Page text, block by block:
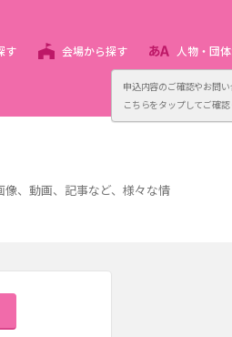
申込内容のご確認やお問い
こちらをタップしてご確
す 会場から探す 人物・団
、動画、記事など、様々な情